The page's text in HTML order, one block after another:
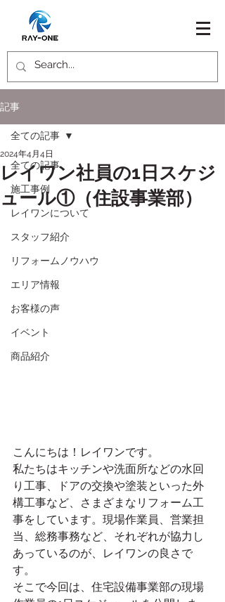
記事
全ての記事
施工事例
レイワンについて
スタッフ紹介
リフォームノウハウ
エリア情報
お客様の声
イベント
商品紹介
全ての記事
レイワン社員の1日スケジ
ュール①（住設事業部）
2024年4月4日
こんにちは！レイワンです。
私たちはキッチンや洗面所などの水回
り工事、ドアの交換や塗装といった外
構工事など、さまざまなリフォーム工
事をしています。現場作業員、営業担
当、総務事務など、それぞれが協力し
あっているのが、レイワンの良さで
す。
そこで今回は、住宅設備事業部の現場